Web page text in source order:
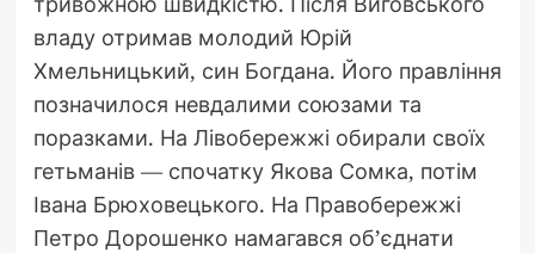
владу отримав молодий Юрій
Хмельницький, син Богдана. Його правління
позначилося невдалими союзами та
поразками. На Лівобережжі обирали своїх
гетьманів — спочатку Якова Сомка, потім
Івана Брюховецького. На Правобережжі
Петро Дорошенко намагався об’єднати